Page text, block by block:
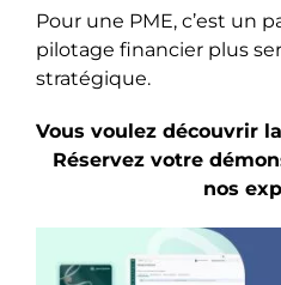
Pour une PME, c’est un
pilotage financier plus
stratégique.
Vous voulez découvrir
Réservez votre
nos